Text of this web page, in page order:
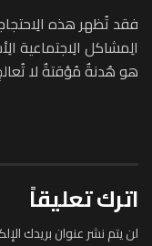
فقد تُظهر هذه
الِمشاكل الِاجتماعية
هو هُدنةٌ مُؤقتةٌ لا
اترك تعليقاً
لن يتم نشر عنوان بريدك